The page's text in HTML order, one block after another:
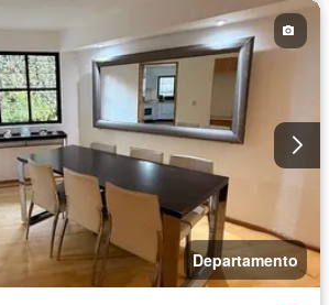
Departamento